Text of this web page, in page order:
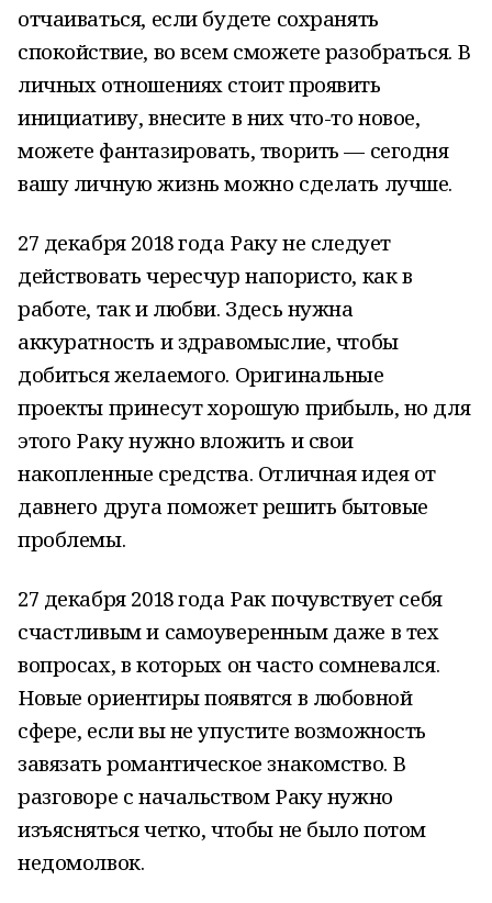
отчаиваться, если будете сохранять
спокойствие, во всем сможете разобраться. В
личных отношениях стоит проявить
инициативу, внесите в них что-то новое,
можете фантазировать, творить — сегодня
вашу личную жизнь можно сделать лучше.
27 декабря 2018 года Раку не следует
действовать чересчур напористо, как в
работе, так и любви. Здесь нужна
аккуратность и здравомыслие, чтобы
добиться желаемого. Оригинальные
проекты принесут хорошую прибыль, но для
этого Раку нужно вложить и свои
накопленные средства. Отличная идея от
давнего друга поможет решить бытовые
проблемы.
27 декабря 2018 года Рак почувствует себя
счастливым и самоуверенным даже в тех
вопросах, в которых он часто сомневался.
Новые ориентиры появятся в любовной
сфере, если вы не упустите возможность
завязать романтическое знакомство. В
разговоре с начальством Раку нужно
изъясняться четко, чтобы не было потом
недомолвок.